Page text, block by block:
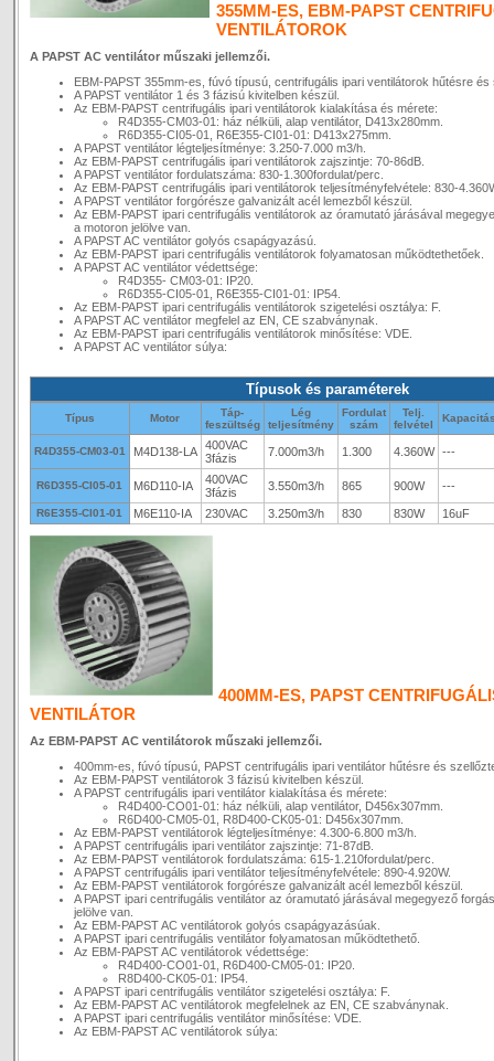
355MM-ES, EBM-PAPST
VENTILÁTOROK
A PAPST AC ventilátor műszaki jellemzői.
EBM-PAPST 355mm-es, fúvó típusú, centrifugális ipari ventilátorok hűtésre
A PAPST ventilátor 1 és 3 fázisú kivitelben készül.
Az EBM-PAPST centrifugális ipari ventilátorok kialakítása és mérete:
R4D355-CM03-01: ház nélküli, alap ventilátor, D413x280mm.
R6D355-CI05-01, R6E355-CI01-01: D413x275mm.
A PAPST ventilátor légteljesítménye: 3.250-7.000 m3/h.
Az EBM-PAPST centrifugális ipari ventilátorok zajszintje: 70-86dB.
A PAPST ventilátor fordulatszáma: 830-1.300fordulat/perc.
Az EBM-PAPST centrifugális ipari ventilátorok teljesítményfelvétele: 830-
A PAPST ventilátor forgórésze galvanizált acél lemezből készül.
Az EBM-PAPST ipari centrifugális ventilátorok az óramutató járásával
a motoron jelölve van.
A PAPST AC ventilátor golyós csapágyazású.
Az EBM-PAPST ipari centrifugális ventilátorok folyamatosan működtethetőek.
A PAPST AC ventilátor védettsége:
R4D355- CM03-01: IP20.
R6D355-CI05-01, R6E355-CI01-01: IP54.
Az EBM-PAPST ipari centrifugális ventilátorok szigetelési osztálya: F.
A PAPST AC ventilátor megfelel az EN, CE szabványnak.
Az EBM-PAPST ipari centrifugális ventilátorok minősítése: VDE.
A PAPST AC ventilátor súlya:
Típusok és paraméterek
Típus Motor
Táp-
feszültség
Lég
teljesítmény
Fordulat
szám
Telj.
felvétel
R4D355-CM03-01 M4D138-LA 400VAC
3fázis
7.000m3/h 1.300 4.360W ---
R6D355-CI05-01 M6D110-IA
400VAC
3fázis
3.550m3/h 865 900W ---
R6E355-CI01-01 M6E110-IA 230VAC 3.250m3/h 830 830W 16uF
400MM-ES, PAPST
VENTILÁTOR
Az EBM-PAPST AC ventilátorok műszaki jellemzői.
400mm-es, fúvó típusú, PAPST centrifugális ipari ventilátor hűtésre és
Az EBM-PAPST ventilátorok 3 fázisú kivitelben készül.
A PAPST centrifugális ipari ventilátor kialakítása és mérete:
R4D400-CO01-01: ház nélküli, alap ventilátor, D456x307mm.
R6D400-CM05-01, R8D400-CK05-01: D456x307mm.
Az EBM-PAPST ventilátorok légteljesítménye: 4.300-6.800 m3/h.
A PAPST centrifugális ipari ventilátor zajszintje: 71-87dB.
Az EBM-PAPST ventilátorok fordulatszáma: 615-1.210fordulat/perc.
A PAPST centrifugális ipari ventilátor teljesítményfelvétele: 890-4.920W.
Az EBM-PAPST ventilátorok forgórésze galvanizált acél lemezből készül.
A PAPST ipari centrifugális ventilátor az óramutató járásával megegyező
jelölve van.
Az EBM-PAPST AC ventilátorok golyós csapágyazásúak.
A PAPST ipari centrifugális ventilátor folyamatosan működtethető.
Az EBM-PAPST AC ventilátorok védettsége:
R4D400-CO01-01, R6D400-CM05-01: IP20.
R8D400-CK05-01: IP54.
A PAPST ipari centrifugális ventilátor szigetelési osztálya: F.
Az EBM-PAPST AC ventilátorok megfelelnek az EN, CE szabványnak.
A PAPST ipari centrifugális ventilátor minősítése: VDE.
Az EBM-PAPST AC ventilátorok súlya: